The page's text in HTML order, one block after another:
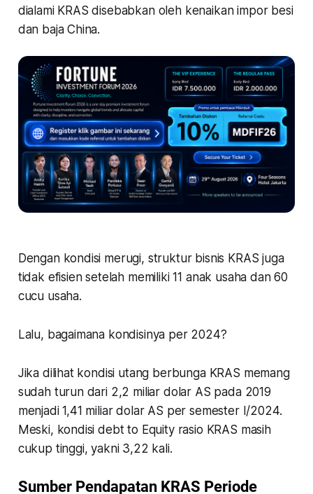
dialami KRAS disebabkan oleh kenaikan impor besi
dan baja China.
Dengan kondisi merugi, struktur bisnis KRAS juga
tidak efisien setelah memiliki 11 anak usaha dan 60
cucu usaha.
Lalu, bagaimana kondisinya per 2024?
Jika dilihat kondisi utang berbunga KRAS memang
sudah turun dari 2,2 miliar dolar AS pada 2019
menjadi 1,41 miliar dolar AS per semester I/2024.
Meski, kondisi debt to Equity rasio KRAS masih
cukup tinggi, yakni 3,22 kali.